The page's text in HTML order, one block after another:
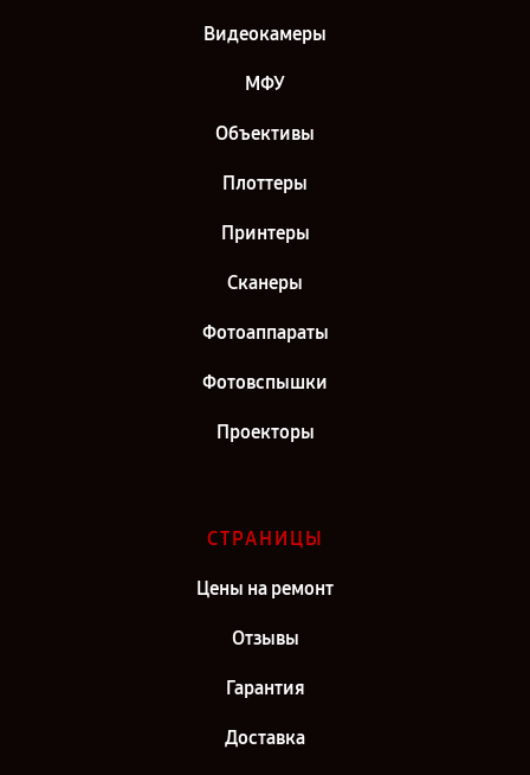
Видеокамеры
МФУ
Объективы
Плоттеры
Принтеры
Сканеры
Фотоаппараты
Фотовспышки
Проекторы
СТРАНИЦЫ
Цены на ремонт
Отзывы
Гарантия
Доставка